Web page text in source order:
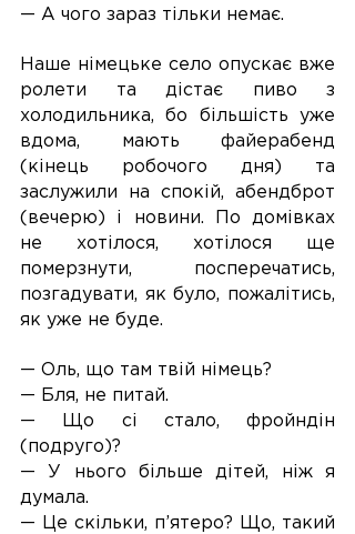
— А чого зараз тільки немає.
Наше німецьке село опускає вже
ролети та дістає пиво з
холодильника, бо більшість уже
вдома, мають файерабенд
(кінець робочого дня) та
заслужили на спокій, абендброт
(вечерю) і новини. По домівках
не хотілося, хотілося ще
померзнути, посперечатись,
позгадувати, як було, пожалітись,
як уже не буде.
— Оль, що там твій німець?
— Бля, не питай.
— Що сі стало, фройндін
(подруго)?
— У нього більше дітей, ніж я
думала.
— Це скільки, п’ятеро? Що, такий